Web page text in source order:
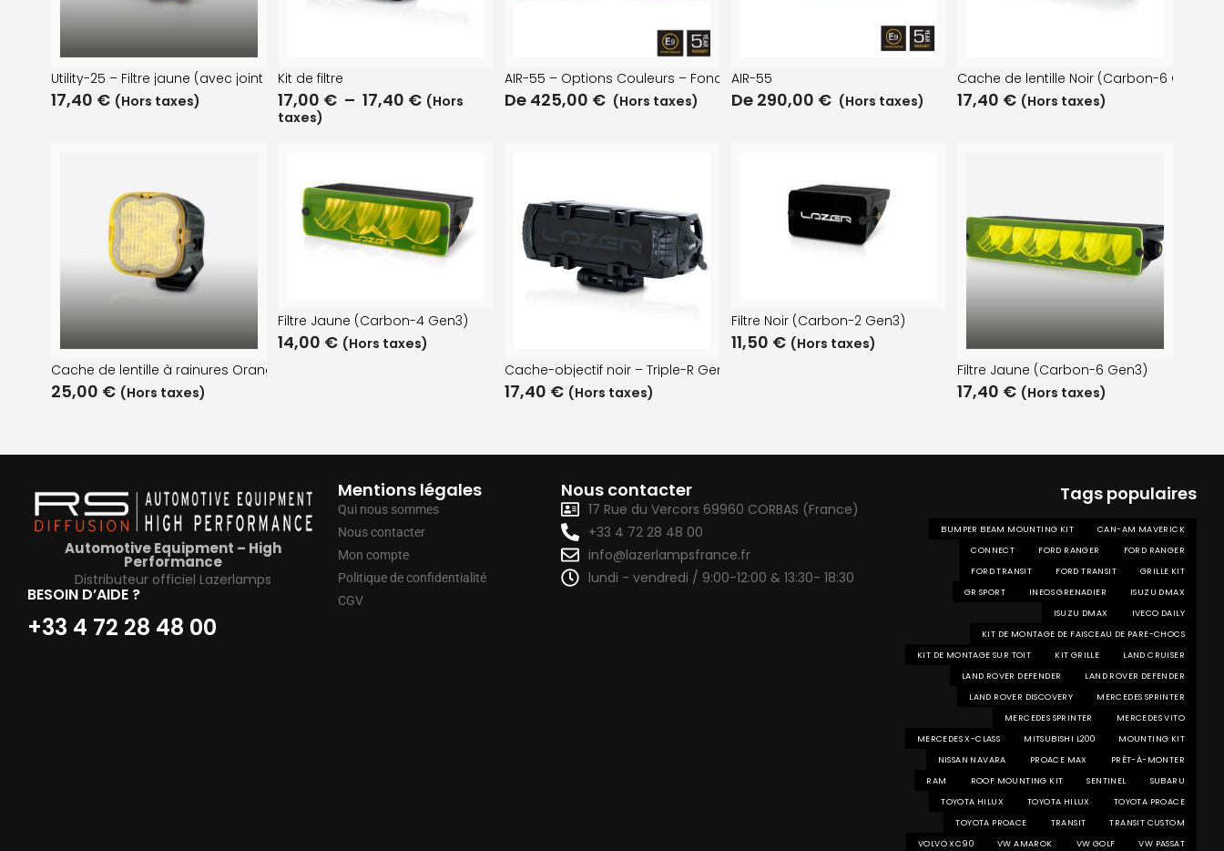
Utility-25 – Filtre jaune (avec joint étanche)
17,40 € (Hors taxes)
Kit de filtre
17,00 € – 17,40 € (Hors
taxes)
AIR-55 – Options Couleurs – Fonction Gyrophare
De 425,00 € (Hors taxes)
AIR-55
De 290,00 € (Hors taxes)
Cache de lentille Noir (Carbon-6 Gen3)
17,40 € (Hors taxes)
Cache de lentille à rainures Orange (Série RP – Utility-80HD)
25,00 € (Hors taxes)
Filtre Jaune (Carbon-4 Gen3)
14,00 € (Hors taxes)
Cache-objectif noir – Triple-R Gen2
17,40 € (Hors taxes)
Filtre Noir (Carbon-2 Gen3)
11,50 € (Hors taxes)
Filtre Jaune (Carbon-6 Gen3)
17,40 € (Hors taxes)
Automotive Equipment – High
Performance
Distributeur officiel Lazerlamps
BESOIN D’AIDE ?
+33 4 72 28 48 00
Mentions légales
Qui nous sommes
Nous contacter
Mon compte
Politique de confidentialité
CGV
Nous contacter
17 Rue du Vercors 69960 CORBAS (France)
+33 4 72 28 48 00
info@lazerlampsfrance.fr
lundi - vendredi / 9:00-12:00 & 13:30- 18:30
Tags populaires
BUMPER BEAM MOUNTING KIT
CAN-AM MAVERICK
CONNECT
FORD RANGER
FORD RANGER
FORD TRANSIT
FORD TRANSIT
GRILLE KIT
GR SPORT
INEOS GRENADIER
ISUZU DMAX
ISUZU DMAX
IVECO DAILY
KIT DE MONTAGE DE FAISCEAU DE PARE-CHOCS
KIT DE MONTAGE SUR TOIT
KIT GRILLE
LAND CRUISER
LAND ROVER DEFENDER
LAND ROVER DEFENDER
LAND ROVER DISCOVERY
MERCEDES SPRINTER
MERCEDES SPRINTER
MERCEDES VITO
MERCEDES X-CLASS
MITSUBISHI L200
MOUNTING KIT
NISSAN NAVARA
PROACE MAX
PRÊT-À-MONTER
RAM
ROOF MOUNTING KIT SENTINEL
SUBARU
TOYOTA HILUX
TOYOTA HILUX
TOYOTA PROACE
TOYOTA PROACE
TRANSIT
TRANSIT CUSTOM
VOLVO XC90
VW AMAROK VW GOLF VW PASSAT